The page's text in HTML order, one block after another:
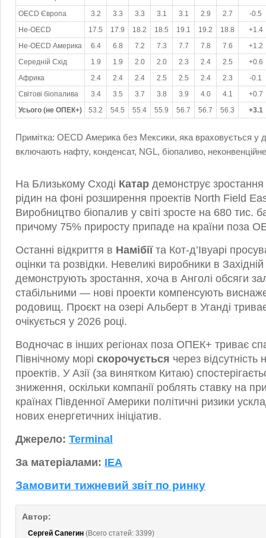
OECD Європа
3.2 3.3 3.3 3.1 3.1 2.9 2.7
-0.5
Не-OECD
17.5 17.9 18.2 18.5 19.1 19.2 18.8
+1.4
Не-OECD Америка
6.4 6.8 7.2 7.3 7.7 7.8 7.6
+1.2
Середній Схід
1.9 1.9 2.0 2.0 2.3 2.4 2.5
+0.6
Африка
2.4 2.4 2.4 2.5 2.5 2.4 2.3
-0.1
Світові біопалива
3.4 3.5 3.7 3.8 3.9 4.0 4.1
+0.7
Усього (не ОПЕК+)
53.2 54.5 55.4 55.9 56.7 56.7 56.3 +3.1
Примітка: OECD Америка без Мексики, яка враховується у
включають нафту, конденсат, NGL, біопаливо,
На Близькому Сході Катар демонструє зростання
рідин на фоні розширення проектів North Field
Виробництво біопалив у світі зросте на 680 тис.
причому 75% приросту припаде на країни поза
Останні відкриття в Намібіїта Кот-д’Івуарі
оцінки та розвідки. Невеликі виробники в
демонструють зростання, хоча в Анголі обсяги
стабільними — нові проекти компенсують
родовищ. Проєкт на озері Альберт в Уганді
очікується у 2026 році.
Водночас в інших регіонах поза ОПЕК+ триває
Північному морі скорочується через
проектів. У Азії (за винятком Китаю)
зниження, оскільки компанії роблять ставку на
країнах Південної Америки політичні ризики
нових енергетичних ініціатив.
Джерело: Terminal
За матеріалами: IEA
Замовити тижневий звіт по ринку
Автор:
Сергей Сапегин (Всего статей: 3399)